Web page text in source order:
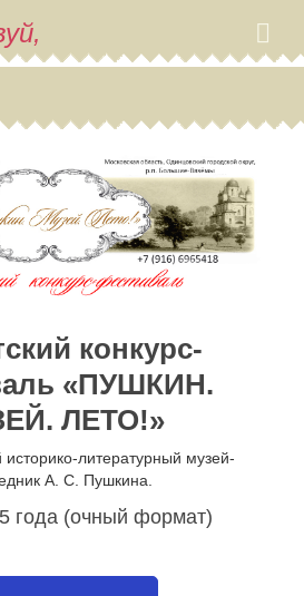
конкурс-
«ПУШКИН.
ЛЕТО!»
историко-литературный музей-
А. С. Пушкина.
года (очный формат)